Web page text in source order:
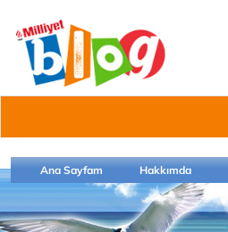
Ana Sayfam Hakkımda